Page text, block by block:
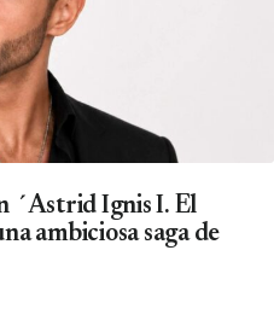
´Astrid Ignis I. El
ambiciosa saga de